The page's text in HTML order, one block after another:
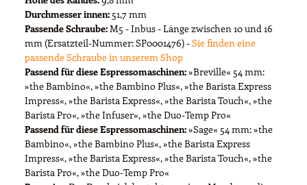
Durchmesser innen: 51,7 mm
Passende Schraube: M5 - Inbus - Länge zwischen 10 und 16
mm (Ersatzteil-Nummer: SP0001476) -Sie finden eine
passende Schraube in unserem Shop
Passend für diese Espressomaschinen:»Breville« 54 mm:
»the Bambino«, »the Bambino Plus«, »the Barista Express
Impress«, »the Barista Express«, »the Barista Touch«, »the
Barista Pro«, »the Infuser«, »the Duo-Temp Pro«
Passend für diese Espressomaschinen:»Sage« 54 mm: »the
Bambino«, »the Bambino Plus«, »the Barista Express
Impress«, »the Barista Express«, »the Barista Touch«, »the
Barista Pro«, »the Duo-Temp Pro«